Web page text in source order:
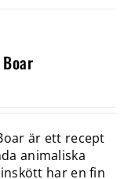
är ett recept
animaliska
har en fin